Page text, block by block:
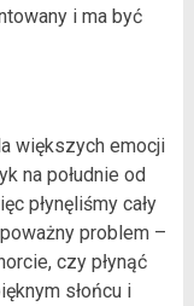
i ma być
większych emocji
na południe od
płynęliśmy cały
problem –
czy płynąć
słońcu i